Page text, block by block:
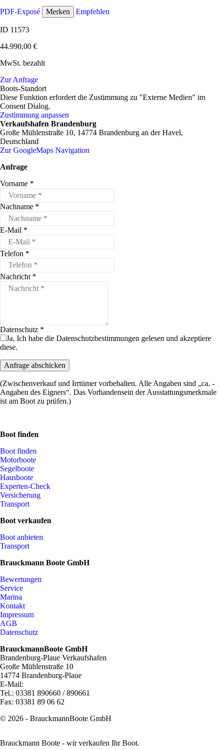
PDF-Exposé Merken Empfehlen
ID 11573
44.990,00 €
MwSt. bezahlt
Zur Anfrage
Boots-Standort
Diese Funktion erfordert die Zustimmung zu "Externe Medien" im
Consent Dialog.
Zustimmung anpassen
Verkaufshafen Brandenburg
Große Mühlenstraße 10, 14774 Brandenburg an der Havel,
Deutschland
Zur GoogleMaps Navigation
Anfrage
Vorname *
Nachname *
E-Mail *
Telefon *
Nachricht *
Datenschutz *
Ja, Ich habe die Datenschutzbestimmungen gelesen und akzeptiere
diese.
(Zwischenverkauf und Irrtümer vorbehalten. Alle Angaben sind „ca. -
Angaben des Eigners“. Das Vorhandensein der Ausstattungsmerkmale
ist am Boot zu prüfen.)
Boot finden
Boot finden
Motorboote
Segelboote
Hausboote
Experten-Check
Versicherung
Transport
Boot verkaufen
Boot anbieten
Transport
Brauckmann Boote GmbH
Bewertungen
Service
Marina
Kontakt
Impressum
AGB
Datenschutz
BrauckmannBoote GmbH
Brandenburg-Plaue Verkaufshafen
Große Mühlenstraße 10
14774 Brandenburg-Plaue
E-Mail:
Tel.: 03381 890660 / 890661
Fax: 03381 89 06 62
© 2026 - BrauckmannBoote GmbH
Brauckmann Boote - wir verkaufen Ihr Boot.